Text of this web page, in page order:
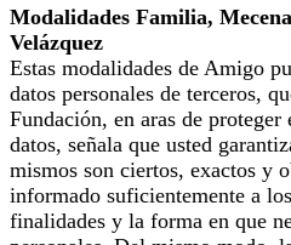
Modalidades Familia,
Velázquez
Estas modalidades de Amigo
datos personales de terceros,
Fundación, en aras de
datos, señala que usted
mismos son ciertos, exactos y
informado suficientemente a
finalidades y la forma en que